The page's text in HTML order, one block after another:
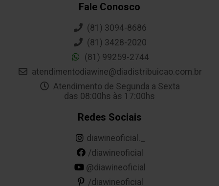
Fale Conosco
(81) 3094-8686
(81) 3428-2020
(81) 99259-2744
atendimentodiawine@diadistribuicao.com.br
Atendimento de Segunda a Sexta
das 08:00hs às 17:00hs
Redes Sociais
diawineoficial._
/diawineoficial
@diawineoficial
/diawineoficial